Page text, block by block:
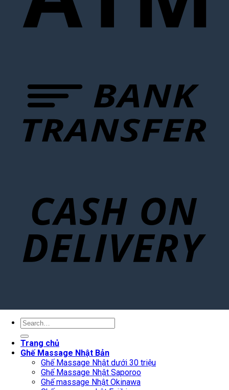
Search
Trang chủ
Ghế Massage Nhật Bản
Ghế Massage Nhật dưới 30 triệu
Ghế Massage Nhật Saporoo
Ghế massage Nhật Okinawa